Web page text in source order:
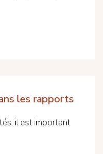
les rapports
il est important